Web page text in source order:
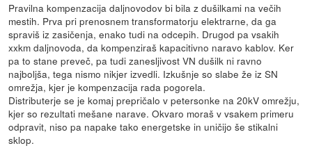
Pravilna kompenzacija daljnovodov bi bila z dušilkami na večih
mestih. Prva pri prenosnem transformatorju elektrarne, da ga
spraviš iz zasičenja, enako tudi na odcepih. Drugod pa vsakih
xxkm daljnovoda, da kompenziraš kapacitivno naravo kablov. Ker
pa to stane preveč, pa tudi zanesljivost VN dušilk ni ravno
najboljša, tega nismo nikjer izvedli. Izkušnje so slabe že iz SN
omrežja, kjer je kompenzacija rada pogorela.
Distributerje se je komaj prepričalo v petersonke na 20kV omrežju,
kjer so rezultati mešane narave. Okvaro moraš v vsakem primeru
odpravit, niso pa napake tako energetske in uničijo še stikalni
sklop.